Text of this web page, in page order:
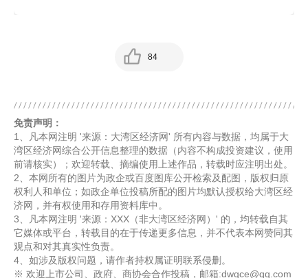
84
免责声明：
1、凡本网注明 '来源：大湾区经济网' 所有内容与数据，均属于大
湾区经济网综合公开信息整理的数据（内容不构成投资建议，使用
前请核实）；欢迎转载、摘编使用上述作品，转载时应注明出处。
2、本网所有的图片为政企或百度图库公开检索及配图，版权归原
权利人和单位；如政企单位投稿所配的图片均默认授权给大湾区经
济网，并有权使用和存用资料库中。
3、凡本网注明 '来源：XXX（非大湾区经济网）' 的，均转载自其
它媒体或平台，转载目的在于传递更多信息，并不代表本网赞同其
观点和对其真实性负责。
4、如涉及版权问题，请作者持权属证明联系侵删。
※ 欢迎上市公司、政府、商协会合作投稿，邮箱:dwqce@qq.com